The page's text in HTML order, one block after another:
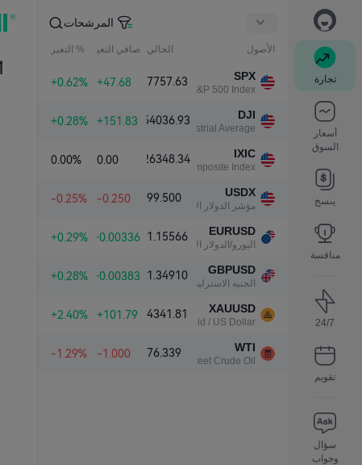
تجارة
أسعار
السوق
ينسخ
منافسة
24/7
تقويم
سؤال
وجواب
المرشحات
الأصول الحالي صافي التغير % التغير
SPX
S&P 500 Index
7757.63
+47.68
+0.62%
DJI
Dow Jones Industrial Average
54036.93
+151.83
+0.28%
IXIC
NASDAQ Composite Index
26348.34
0.00
0.00%
USDX
مؤشر الدولار الأمريكي
99.500
-0.250
-0.25%
EURUSD
اليورو/الدولار الأمريكي
1.15566
+0.00336
+0.29%
GBPUSD
الجنيه الاسترليني/الدولار الأمريكي
1.34910
+0.00383
+0.28%
XAUUSD
Gold / US Dollar
4341.81
+101.79
+2.40%
WTI
Light Sweet Crude Oil
76.339
-1.000
-1.29%